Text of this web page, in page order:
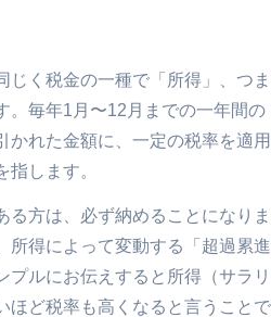
じく税金の一種で「所得」、つま
。毎年1月〜12月までの一年間の
かれた金額に、一定の税率を適用
指します。
る方は、必ず納めることになりま
所得によって変動する「超過累進
プルにお伝えすると所得（サラリ
ほど税率も高くなると言うことで